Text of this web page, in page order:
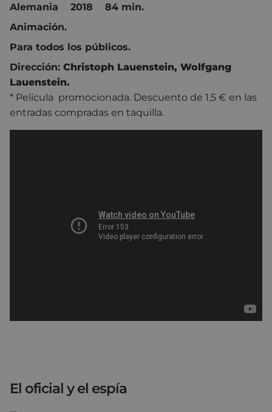
Alemania 2018 84 min.
Animación.
Para todos los públicos.
Dirección: Christoph Lauenstein, Wolfgang
Lauenstein.
* Película promocionada. Descuento de 1,5 € en las
entradas compradas en taquilla.
El oficial y el espía